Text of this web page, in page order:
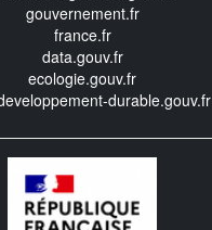
gouvernement.fr
france.fr
data.gouv.fr
ecologie.gouv.fr
durable.gouv.fr